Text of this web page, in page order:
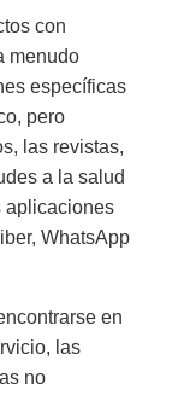
con
menudo
específicas
pero
las revistas,
a la salud
aplicaciones
WhatsApp
en
las
no